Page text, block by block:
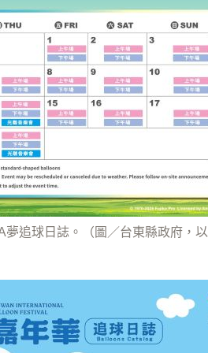
追球日誌。（圖／台東縣政府，